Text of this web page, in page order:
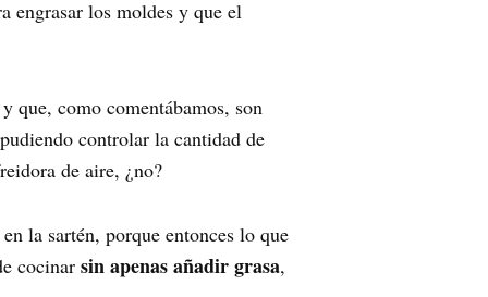
engrasar los moldes y que el
que, como comentábamos, son
controlar la cantidad de
de aire, ¿no?
la sartén, porque entonces lo que
cocinar sin apenas añadir grasa,